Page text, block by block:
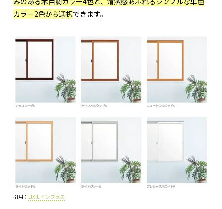
カラー2色から選択できます。
引用： LIXIL インプラス